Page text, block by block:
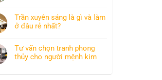
Trần xuyên sáng là gì và làm
ở đâu rẻ nhất?
Tư vấn chọn tranh phong
thủy cho người mệnh kim